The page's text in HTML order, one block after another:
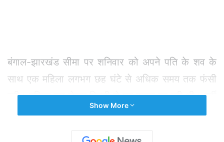
बंगाल-झारखंड सीमा पर शनिवार को अपने पति के शव के
साथ एक महिला लगभग छह घंटे से अधिक समय तक फंसी
रही। महिला शव लेकर दिल्ली से घर वापस जा रही थी। पूर्वी
मिदनापुर के हल्दिया की रहने वाली कल्पना गोयल अपने पति
मानस कुमार गोयल के शव के साथ राष्ट्रीय राजधानी से
Show More